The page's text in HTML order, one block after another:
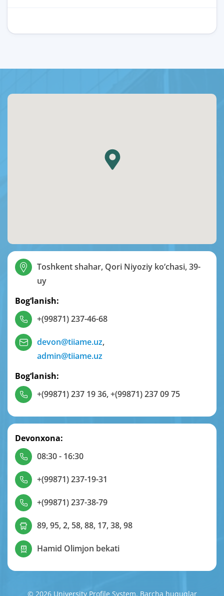
Toshkent shahar, Qori Niyoziy ko‘chasi, 39-
uy
Bog‘lanish:
+(99871) 237-46-68
devon@tiiame.uz,
admin@tiiame.uz
Bog‘lanish:
+(99871) 237 19 36,+(99871) 237 09 75
Devonxona:
08:30 - 16:30
+(99871) 237-19-31
+(99871) 237-38-79
89, 95, 2, 58, 88, 17, 38, 98
Hamid Olimjon bekati
© 2026 University Profile System. Barcha huquqlar